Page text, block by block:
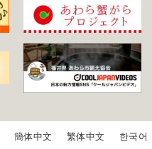
簡体中文 繁体中文 한국어